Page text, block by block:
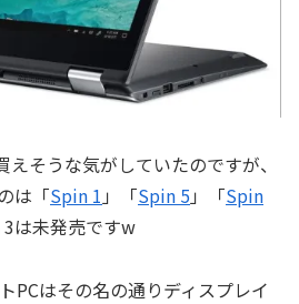
そうな気がしていたのですが、
は「Spin 1 」「Spin 5」「Spin
は未発売ですw
PCはその名の通りディスプレイ